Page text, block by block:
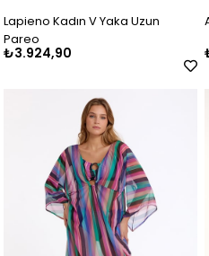
Lapieno Kadın V Yaka Uzun
Pareo
₺3.924,90